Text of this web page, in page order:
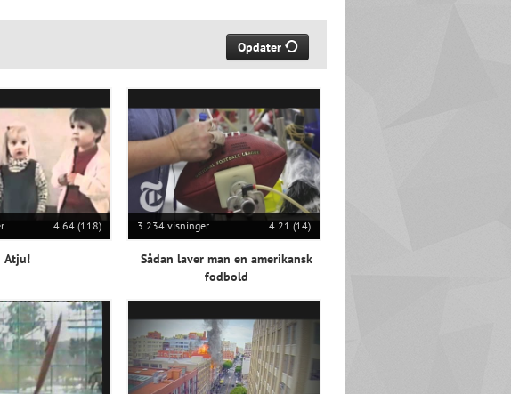
Opdater
4.64 (118)
Atju!
3.234 visninger 4.21 (14)
Sådan laver man en amerikansk
fodbold